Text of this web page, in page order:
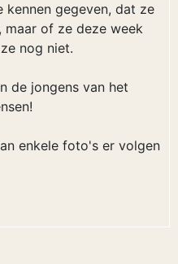
gegeven, dat ze
maar of ze deze week
nog niet.
de jongens van het
enkele foto's er volgen